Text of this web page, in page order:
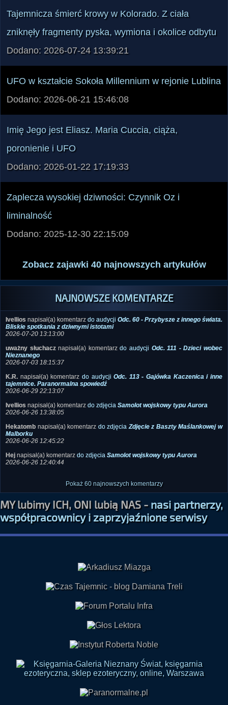
zniknęły fragmenty pyska, wymiona i okolice odbytu
Dodano: 2026-07-24 13:39:21
Dodano: 2026-06-21 15:46:08
poronienie i UFO
Dodano: 2026-01-22 17:19:33
liminalność
Dodano: 2025-12-30 22:15:09
NAJNOWSZE KOMENTARZE
napisał(a) komentarzdo audycjiOdc. 60 - Przybysze z innego świata.
uważny słuchacz napisał(a) komentarz
Nieznanego
K.R.napisał(a) komentarz
tajemnice. Paranormalna spowiedź
Ivelliosnapisał(a) komentarzdo zdjęcia
2026-06-26 13:38:05
Hekatombnapisał(a) komentarzdo zdjęciaZdjęcie z Baszty Maślankowej w
Malborku
Hejnapisał(a) komentarz
2026-06-26 12:40:44
MY lubimy ICH, ONI lubią NAS -nasi partnerzy,
współpracownicy i zaprzyjaźnione serwisy